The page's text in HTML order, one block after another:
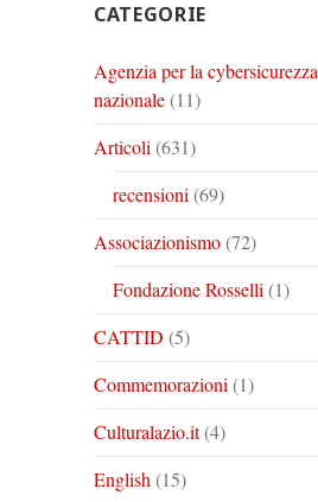
CATEGORIE
Agenzia per la cybersicurezza
nazionale(11)
Articoli (631)
recensioni (69)
Associazionismo(72)
Fondazione Rosselli (1)
CATTID (5)
Commemorazioni (1)
Culturalazio.it(4)
English (15)